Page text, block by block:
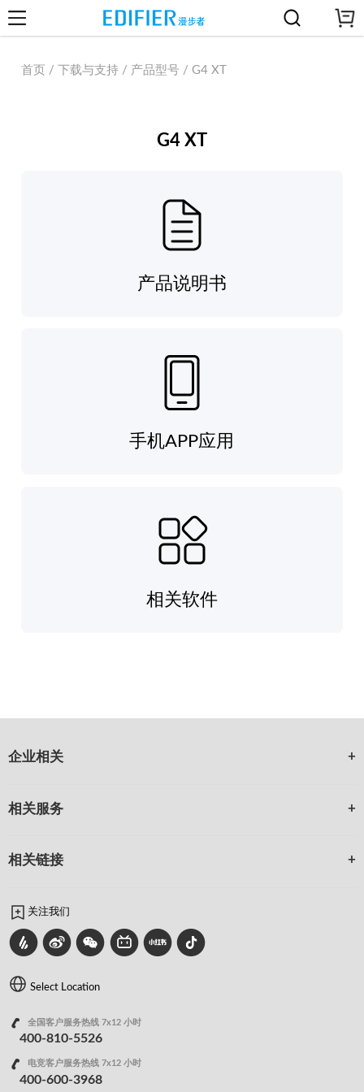
首页 / 下载与支持 / 产品型号 / G4 XT
G4 XT
产品说明书
手机APP应用
相关软件
企业相关
相关服务
相关链接
关注我们
Select Location
全国客户服务热线 7x12 小时
400-810-5526
电竞客户服务热线 7x12 小时
400-600-3968